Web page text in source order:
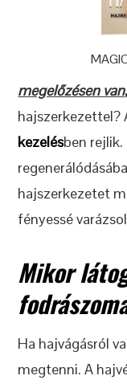
megelőzésen van,
hajszerkezettel?
kezelésben
hajszerkezetet
fényessé
Mikor
Ha hajvágásról
megtenni. A